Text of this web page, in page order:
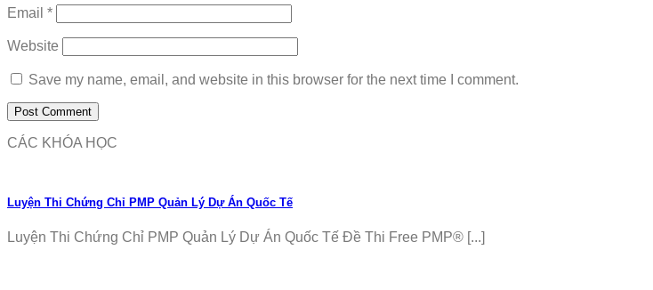
Email *
Website
Save my name, email, and website in this browser for the next time I comment.
CÁC KHÓA HỌC
Luyện Thi Chứng Chỉ PMP Quản Lý Dự Án Quốc Tế
Luyện Thi Chứng Chỉ PMP Quản Lý Dự Án Quốc Tế Đề Thi Free PMP® [...]